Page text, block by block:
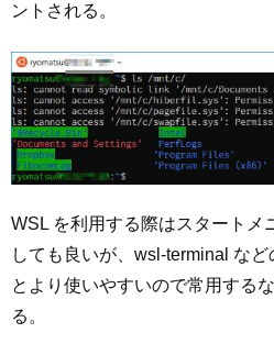
ントされる。
WSL を利用する際はスタートメ
しても良いが、wsl-terminal な
とより使いやすいので常用する
る。